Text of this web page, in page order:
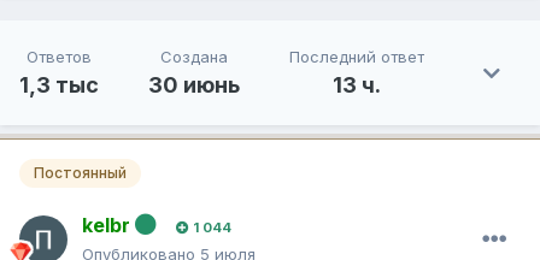
Ответов
1,3 тыс
Создана
30 июнь
Последний ответ
13 ч.
Постоянный
kelbr 1 044
Опубликовано 5 июля